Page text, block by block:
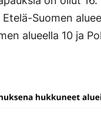
Suomen
alueella 10 ja